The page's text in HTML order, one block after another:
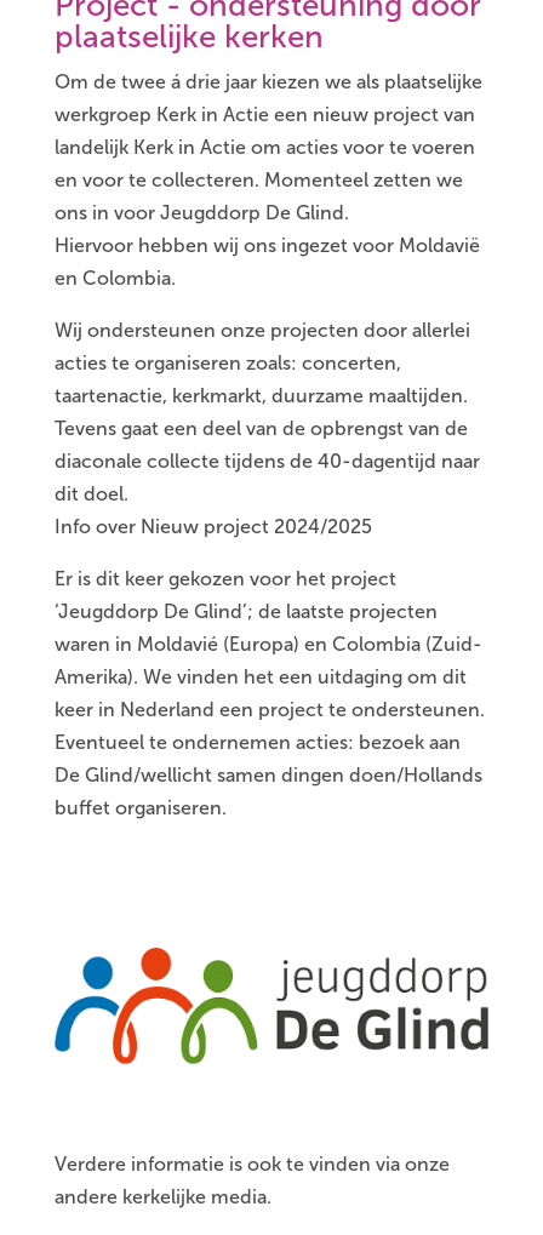
plaatselijke kerken
Om de twee á drie jaar kiezen we als plaatselijke
werkgroep Kerk in Actie een nieuw project van
landelijk Kerk in Actie om acties voor te voeren
en voor te collecteren. Momenteel zetten we
ons in voor Jeugddorp De Glind.
Hiervoor hebben wij ons ingezet voor Moldavië
en Colombia.
Wij ondersteunen onze projecten door allerlei
acties te organiseren zoals: concerten,
taartenactie, kerkmarkt, duurzame maaltijden.
Tevens gaat een deel van de opbrengst van de
diaconale collecte tijdens de 40-dagentijd naar
dit doel.
Info over Nieuw project 2024/2025
Er is dit keer gekozen voor het project
‘Jeugddorp De Glind’; de laatste projecten
waren in Moldavié (Europa) en Colombia (Zuid-
Amerika). We vinden het een uitdaging om dit
keer in Nederland een project te ondersteunen.
Eventueel te ondernemen acties: bezoek aan
De Glind/wellicht samen dingen doen/Hollands
buffet organiseren.
Verdere informatie is ook te vinden via onze
andere kerkelijke media.